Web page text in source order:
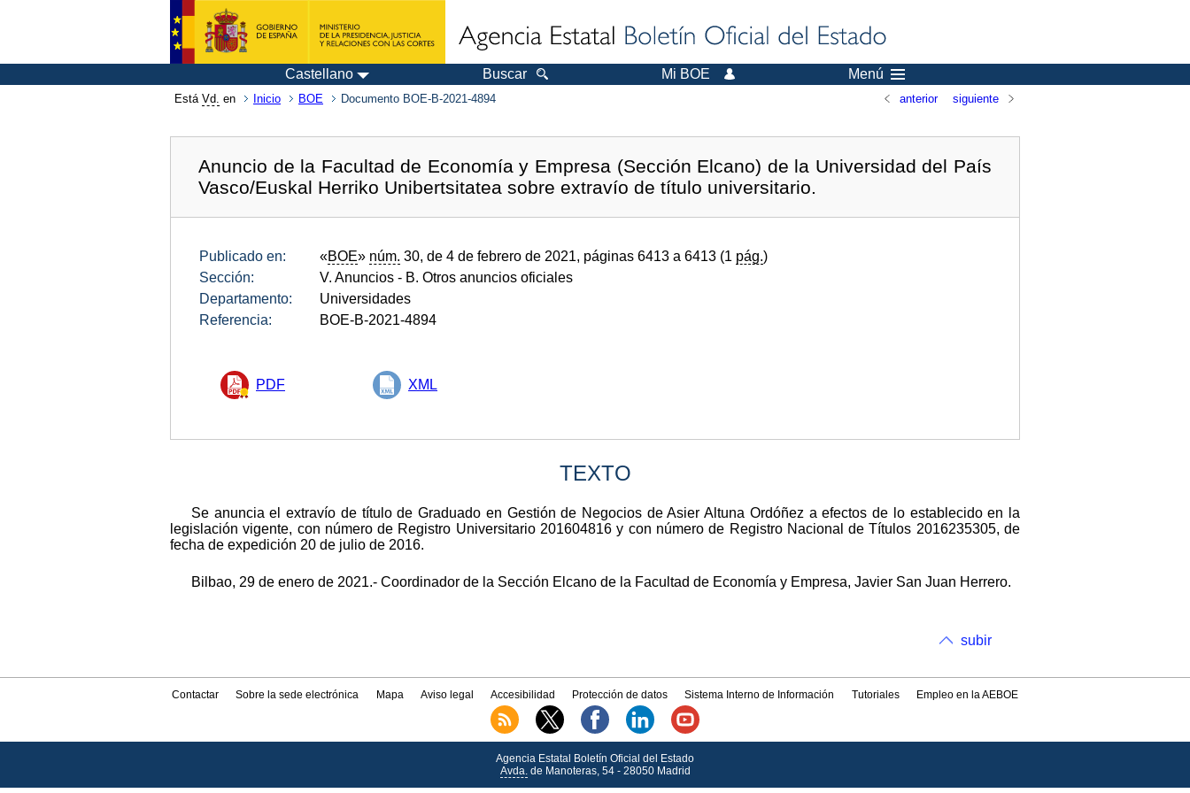
Castellano Buscar Mi BOE Menú
Está Vd. en Inicio BOE Documento BOE-B-2021-4894 anterior siguiente
Anuncio de la Facultad de Economía y Empresa (Sección Elcano) de la Universidad del País
Vasco/Euskal Herriko Unibertsitatea sobre extravío de título universitario.
Publicado en: «BOE» núm. 30, de 4 de febrero de 2021, páginas 6413 a 6413 (1 pág.)
Sección:
V. Anuncios - B. Otros anuncios oficiales
Departamento:
Universidades
Referencia:
BOE-B-2021-4894
PDF XML
TEXTO
Se anuncia el extravío de título de Graduado en Gestión de Negocios de Asier Altuna Ordóñez a efectos de lo establecido en la
legislación vigente, con número de Registro Universitario 201604816 y con número de Registro Nacional de Títulos 2016235305, de
fecha de expedición 20 de julio de 2016.
Bilbao, 29 de enero de 2021.- Coordinador de la Sección Elcano de la Facultad de Economía y Empresa, Javier San Juan Herrero.
subir
Contactar Sobre la sede electrónica Mapa Aviso legal Accesibilidad Protección de datos Sistema Interno de Información Tutoriales Empleo en la AEBOE
Agencia Estatal Boletín Oficial del Estado
Avda.de Manoteras, 54 - 28050 Madrid